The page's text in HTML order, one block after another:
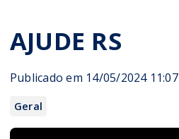
AJUDE RS
Publicado em 14/05/2024 11:07
Geral